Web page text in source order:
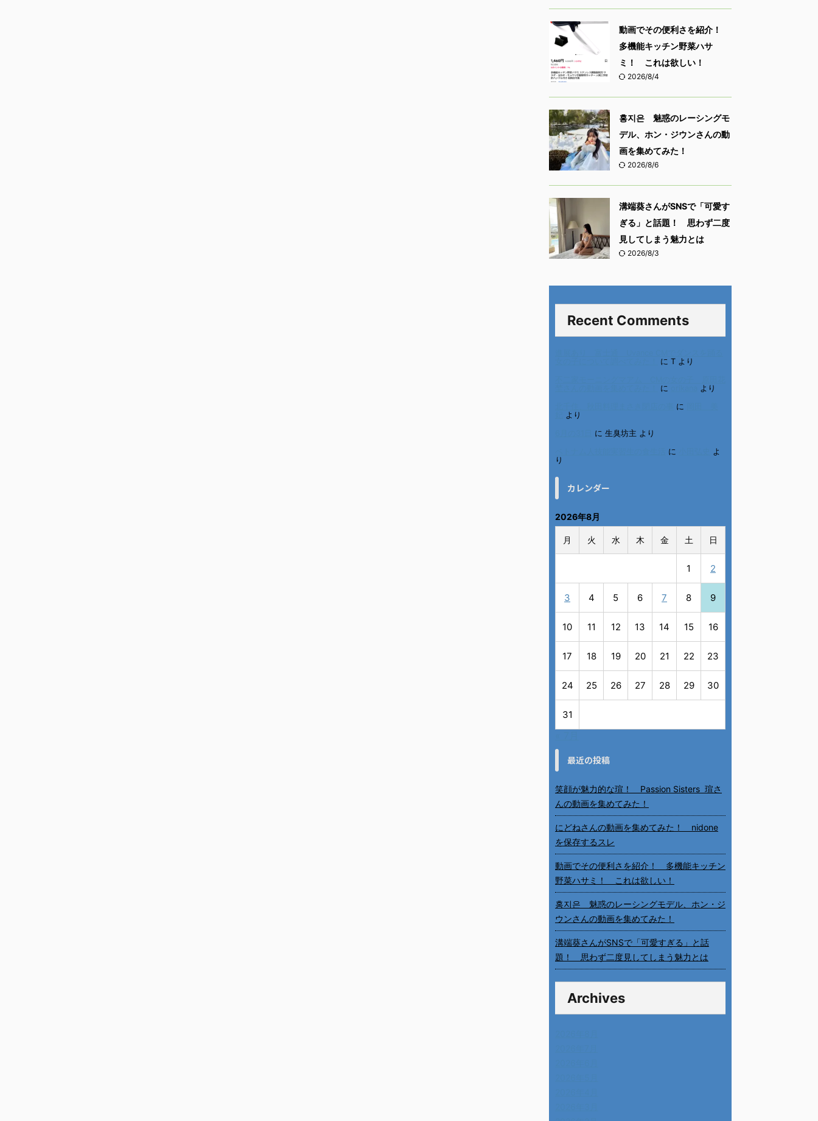
動画でその便利さを紹介！
多機能キッチン野菜ハサ
ミ！ これは欲しい！
2026/8/4
홍지은 魅惑のレーシングモ
デル、ホン・ジウンさんの動
画を集めてみた！
2026/8/6
溝端葵さんがSNSで「可愛す
ぎる」と話題！ 思わず二度
見してしまう魅力とは
2026/8/3
Recent Comments
に T より
に
より
に
より
に 生臭坊主 より
に
よ
り
カレンダー
2026年8月
月 火 水 木 金 土 日
1 2
3 4 5 6 7 8 9
10 11 12 13 14 15 16
17 18 19 20 21 22 23
24 25 26 27 28 29 30
31
最近の投稿
笑顔が魅力的な瑄！ Passion Sisters 瑄さ
んの動画を集めてみた！
にどねさんの動画を集めてみた！ nidone
を保存するスレ
動画でその便利さを紹介！ 多機能キッチン
野菜ハサミ！ これは欲しい！
홍지은 魅惑のレーシングモデル、ホン・ジ
ウンさんの動画を集めてみた！
溝端葵さんがSNSで「可愛すぎる」と話
題！ 思わず二度見してしまう魅力とは
Archives